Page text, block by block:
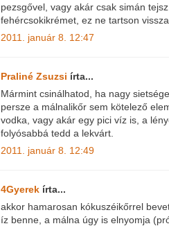
pezsgővel, vagy akár csak simán
fehércsokikrémet, ez ne tartson
2011. január 8. 12:47
Praliné Zsuzsi írta...
Mármint csinálhatod, ha nagy
persze a málnalikőr sem kötelező
vodka, vagy akár egy pici víz is, a
folyósabbá tedd a lekvárt.
2011. január 8. 12:49
4Gyerek írta...
akkor hamarosan kókuszéikőrrel
íz benne, a málna úgy is elnyomja